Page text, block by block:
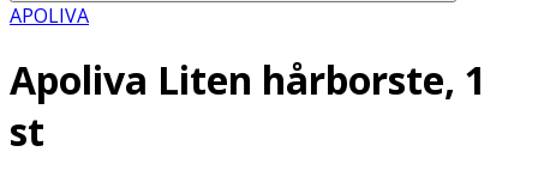
APOLIVA
Apoliva Liten hårborste, 1
st